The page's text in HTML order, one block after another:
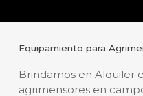
Equipamiento para
Brindamos en Alquiler
agrimensores en